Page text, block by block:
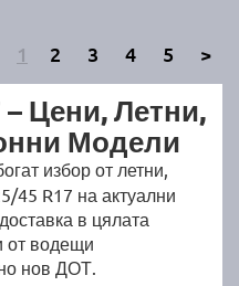
1 2 3 4 5 >
Цени, Летни,
Модели
избор от летни,
45 R17 на актуални
в цялата
от водещи
нов ДОТ.